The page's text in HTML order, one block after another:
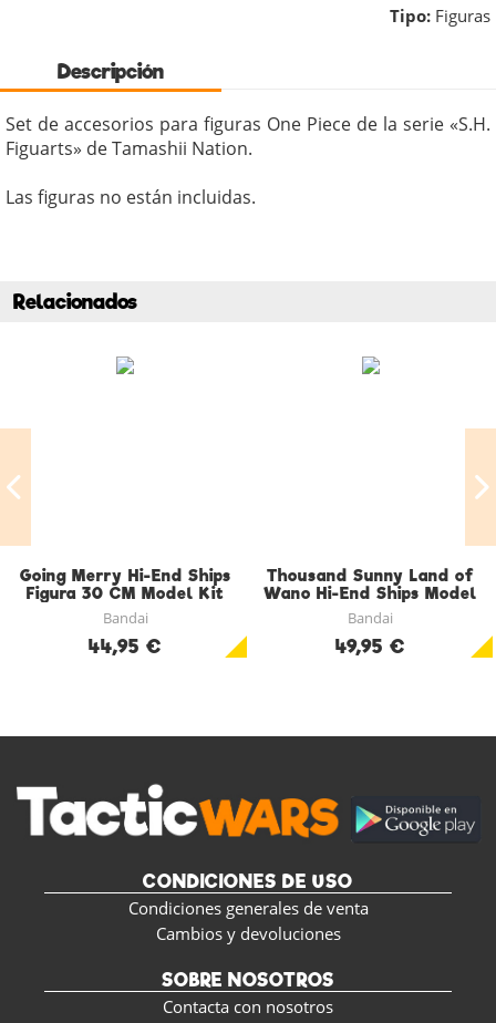
Tipo: Figuras
Descripción
Set de accesorios para figuras One Piece de la serie «S.H.
Figuarts» de Tamashii Nation.
Las figuras no están incluidas.
Relacionados
Going Merry Hi-End Ships
Figura 30 CM Model Kit
Bandai
44,95 €
Thousand Sunny Land of
Wano Hi-End Ships Model
Kit Figura 30 CM
Bandai
49,95 €
CONDICIONES DE USO
Condiciones generales de venta
Cambios y devoluciones
SOBRE NOSOTROS
Contacta con nosotros